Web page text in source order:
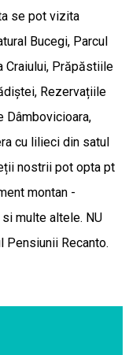
se pot vizita
Bucegi, Parcul
Craiului, Prăpăstiile
Rezervațiile
Dâmbovicioara,
cu lilieci din satul
nostrii pot opta pt
montan -
si multe altele. NU
Pensiunii Recanto.